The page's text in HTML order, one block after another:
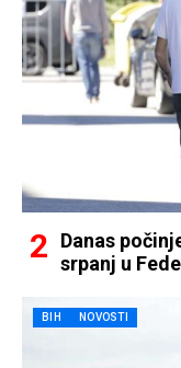
Danas
srpanj u
BIH NOVOSTI